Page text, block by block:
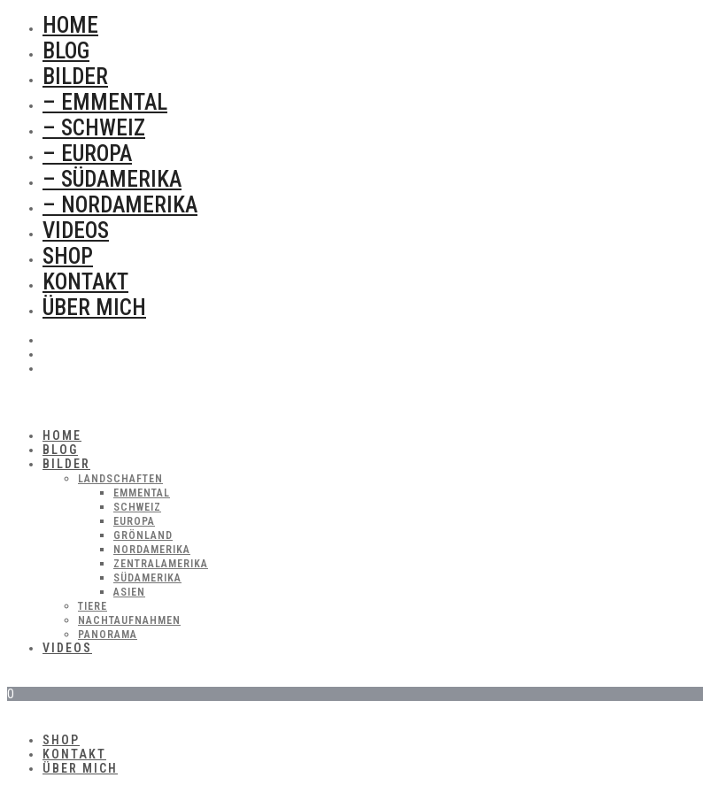
HOME
BLOG
BILDER
– EMMENTAL
– SCHWEIZ
– EUROPA
– SÜDAMERIKA
– NORDAMERIKA
VIDEOS
SHOP
KONTAKT
ÜBER MICH
HOME
BLOG
BILDER
LANDSCHAFTEN
EMMENTAL
SCHWEIZ
EUROPA
GRÖNLAND
NORDAMERIKA
ZENTRALAMERIKA
SÜDAMERIKA
ASIEN
TIERE
NACHTAUFNAHMEN
PANORAMA
VIDEOS
0
SHOP
KONTAKT
ÜBER MICH